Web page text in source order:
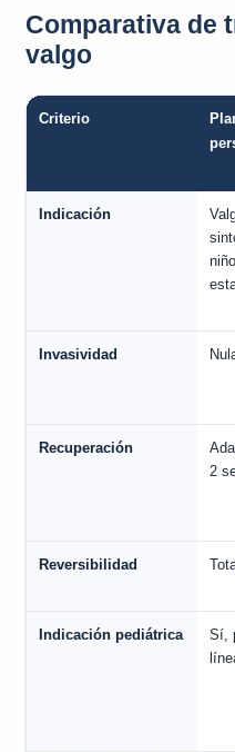
Comparativa de
valgo
Criterio
Indicación
Invasividad
Recuperación
2
Reversibilidad
Indicación pediátrica
Sí,